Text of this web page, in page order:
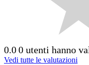
0.00 utenti hanno
Vedi tutte le valutazioni